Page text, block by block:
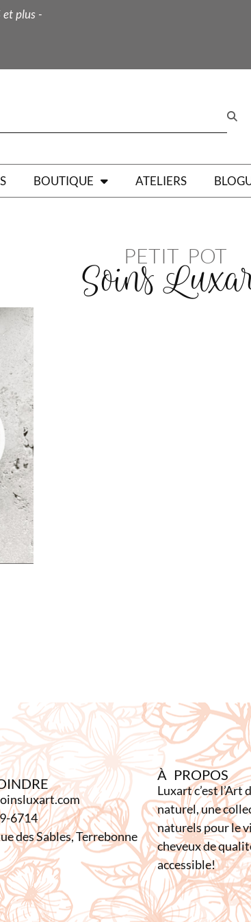
plus -
BOUTIQUE ATELIERS
PETIT POT
Soins
6714
des Sables, Terrebonne
À PROPOS
Luxart c’est l’Art
naturel, une
naturels pour le
cheveux de
accessible!